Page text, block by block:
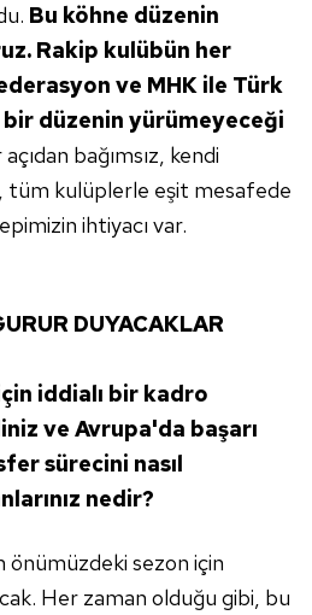
Bu köhne düzenin
Rakip kulübün her
ve MHK ile Türk
düzenin yürümeyeceği
bağımsız, kendi
tüm kulüplerle eşit mesafede
ihtiyacı var.
DUYACAKLAR
iddialı bir kadro
ve Avrupa'da başarı
sürecini nasıl
nedir?
önümüzdeki sezon için
Her zaman olduğu gibi, bu